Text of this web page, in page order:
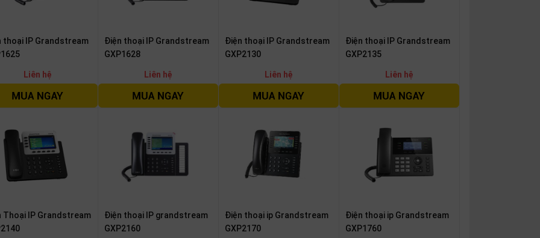
thoại IP Grandstream
Liên hệ
Điện thoại IP Grandstream
GXP1628
Liên hệ
Điện thoại IP Grandstream
GXP2130
Liên hệ
Điện thoại IP Grandstream
GXP2135
Liên hệ
Thoại IP Grandstream
Điện thoại IP grandstream
GXP2160
Điện thoại ip Grandstream
GXP2170
Điện thoại ip Grandstream
GXP1760